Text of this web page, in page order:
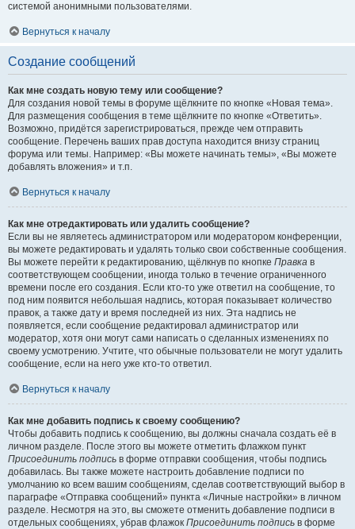
системой анонимными пользователями.
Вернуться к началу
Создание сообщений
Как мне создать новую тему или сообщение?
Для создания новой темы в форуме щёлкните по кнопке «Новая тема».
Для размещения сообщения в теме щёлкните по кнопке «Ответить».
Возможно, придётся зарегистрироваться, прежде чем отправить
сообщение. Перечень ваших прав доступа находится внизу страниц
форума или темы. Например: «Вы можете начинать темы», «Вы можете
добавлять вложения» и т.п.
Вернуться к началу
Как мне отредактировать или удалить сообщение?
Если вы не являетесь администратором или модератором конференции,
вы можете редактировать и удалять только свои собственные сообщения.
Вы можете перейти к редактированию, щёлкнув по кнопке Правка в
соответствующем сообщении, иногда только в течение ограниченного
времени после его создания. Если кто-то уже ответил на сообщение, то
под ним появится небольшая надпись, которая показывает количество
правок, а также дату и время последней из них. Эта надпись не
появляется, если сообщение редактировал администратор или
модератор, хотя они могут сами написать о сделанных изменениях по
своему усмотрению. Учтите, что обычные пользователи не могут удалить
сообщение, если на него уже кто-то ответил.
Вернуться к началу
Как мне добавить подпись к своему сообщению?
Чтобы добавить подпись к сообщению, вы должны сначала создать её в
личном разделе. После этого вы можете отметить флажком пункт
Присоединить подпись в форме отправки сообщения, чтобы подпись
добавилась. Вы также можете настроить добавление подписи по
умолчанию ко всем вашим сообщениям, сделав соответствующий выбор в
параграфе «Отправка сообщений» пункта «Личные настройки» в личном
разделе. Несмотря на это, вы сможете отменить добавление подписи в
отдельных сообщениях, убрав флажок Присоединить подпись в форме